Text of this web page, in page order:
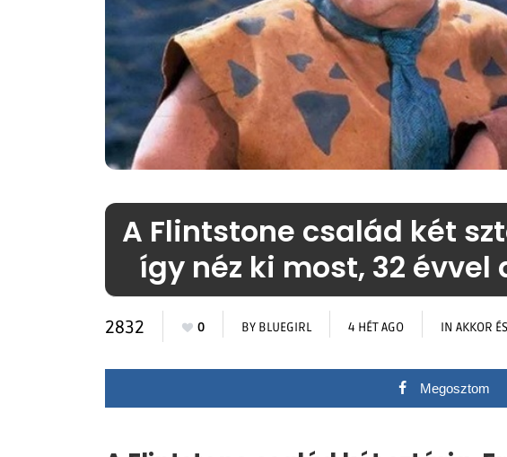
A Flintstone család két
így néz ki most, 32
2832 0 BY BLUEGIRL 4 HÉT AGO IN AKKOR
Megosztom